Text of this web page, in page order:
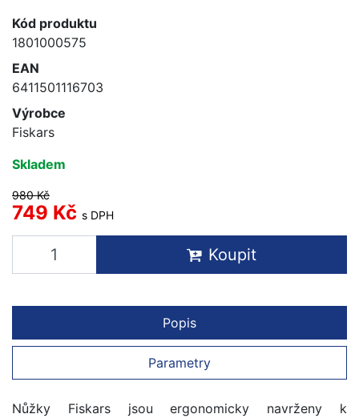
Kód produktu
1801000575
EAN
6411501116703
Výrobce
Fiskars
Skladem
980 Kč
749 Kč s DPH
Koupit
Popis
Parametry
Nůžky Fiskars jsou ergonomicky navrženy k